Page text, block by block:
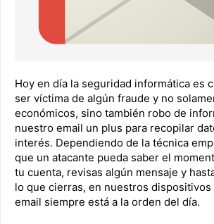
Hoy en día la seguridad informática es
ser víctima de algún fraude y no
económicos, sino también robo de
nuestro email un plus para recopilar
interés. Dependiendo de la técnica
que un atacante pueda saber el
tu cuenta, revisas algún mensaje y
lo que cierras, en nuestros
email siempre está a la orden del día.